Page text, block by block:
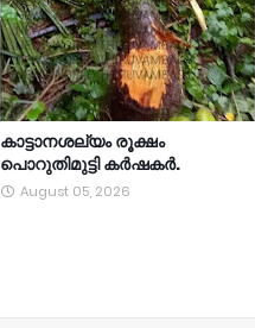
കാട്ടാനശല്യം രൂക്ഷം
പൊറുതിമുട്ടി കർഷകർ.
August 05, 2026